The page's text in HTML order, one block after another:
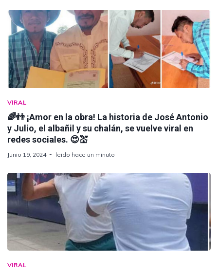
VIRAL
🌈👬 ¡Amor en la obra! La historia de José Antonio
y Julio, el albañil y su chalán, se vuelve viral en
redes sociales. 😍💒
Junio 19, 2024 leido hace un minuto
VIRAL